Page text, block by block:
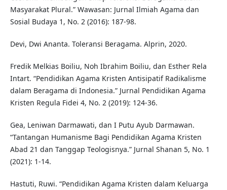
Masyarakat Plural.” Wawasan: Jurnal Ilmiah Agama dan
Sosial Budaya 1, No. 2 (2016): 187-98.
Devi, Dwi Ananta. Toleransi Beragama. Alprin, 2020.
Fredik Melkias Boiliu, Noh Ibrahim Boiliu, dan Esther Rela
Intart. “Pendidikan Agama Kristen Antisipatif Radikalisme
dalam Beragama di Indonesia.” Jurnal Pendidikan Agama
Kristen Regula Fidei 4, No. 2 (2019): 124-36.
Gea, Leniwan Darmawati, dan I Putu Ayub Darmawan.
“Tantangan Humanisme Bagi Pendidikan Agama Kristen
Abad 21 dan Tanggap Teologisnya.” Jurnal Shanan 5, No. 1
(2021): 1-14.
Hastuti, Ruwi. “Pendidikan Agama Kristen dalam Keluarga